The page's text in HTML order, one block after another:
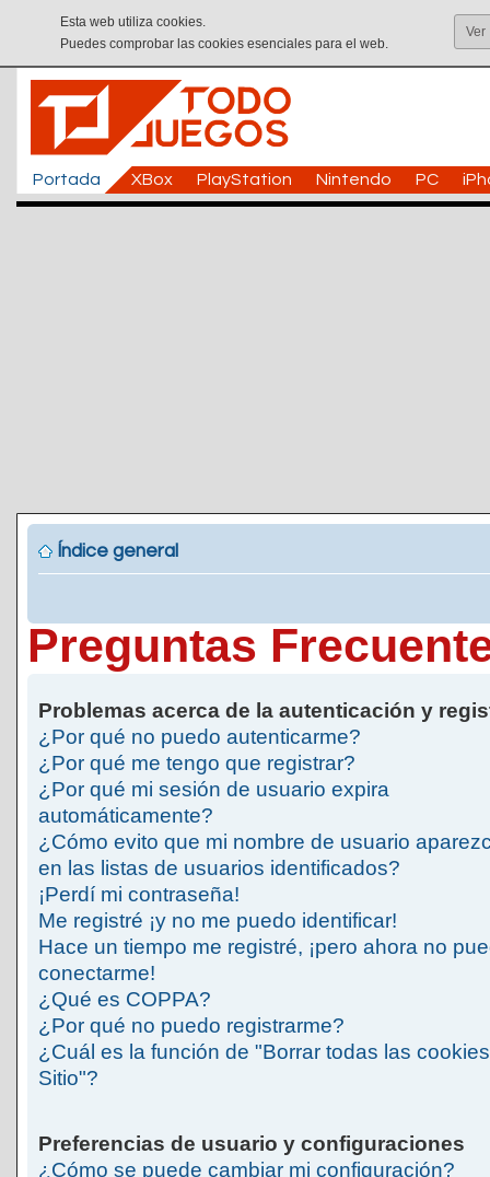
Esta web utiliza cookies.
Puedes comprobar las cookies esenciales para el web.
Ver
Portada XBox PlayStation Nintendo PC
Índice general
Preguntas
Problemas acerca de la autenticación y
¿Por qué no puedo autenticarme?
¿Por qué me tengo que registrar?
¿Por qué mi sesión de usuario expira
automáticamente?
¿Cómo evito que mi nombre de usuario
en las listas de usuarios identificados?
¡Perdí mi contraseña!
Me registré ¡y no me puedo identificar!
Hace un tiempo me registré, ¡pero ahora no
conectarme!
¿Qué es COPPA?
¿Por qué no puedo registrarme?
¿Cuál es la función de "Borrar todas las
Sitio"?
Preferencias de usuario y configuraciones
¿Cómo se puede cambiar mi configuración?